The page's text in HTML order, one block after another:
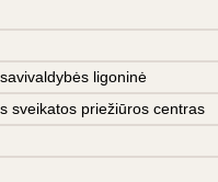
ligoninė
sveikatos priežiūros centras